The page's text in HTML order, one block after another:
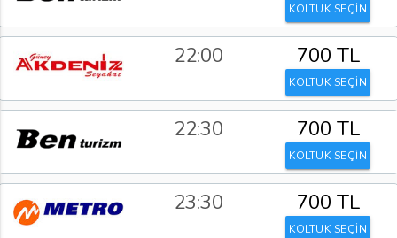
KOLTUK SEÇİN
22:00 700 TL
KOLTUK SEÇİN
22:30 700 TL
KOLTUK SEÇİN
23:30 700 TL
KOLTUK SEÇİN